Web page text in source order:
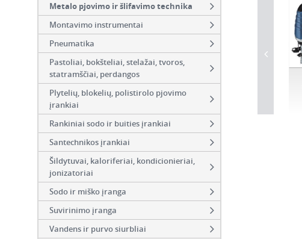
Metalo pjovimo ir šlifavimo technika
Montavimo instrumentai
Pneumatika
Pastoliai, bokšteliai, stelažai, tvoros,
statramščiai, perdangos
Plytelių, blokelių, polistirolo pjovimo
įrankiai
Rankiniai sodo ir buities įrankiai
Santechnikos įrankiai
Šildytuvai, kaloriferiai, kondicionieriai,
jonizatoriai
Sodo ir miško įranga
Suvirinimo įranga
Vandens ir purvo siurbliai